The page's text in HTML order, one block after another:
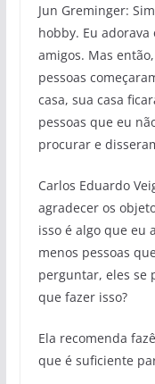
Jun Greminger:
hobby. Eu adorava
amigos. Mas
pessoas
casa, sua casa
pessoas que eu
procurar e
Carlos Eduardo
agradecer os
isso é algo que eu
menos pessoas
perguntar, eles se
que fazer isso?
Ela recomenda
que é suficiente